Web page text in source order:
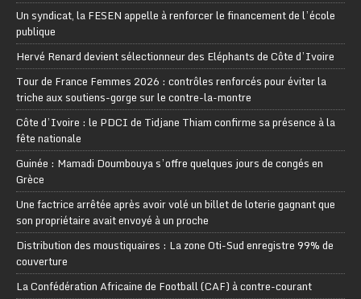
Un syndicat, la FESEN appelle à renforcer le financement de l’école
publique
Hervé Renard devient sélectionneur des Eléphants de Côte d’Ivoire
Tour de France Femmes 2026 : contrôles renforcés pour éviter la
triche aux soutiens-gorge sur le contre-la-montre
Côte d’Ivoire : le PDCI de Tidjane Thiam confirme sa présence à la
fête nationale
Guinée : Mamadi Doumbouya s’offre quelques jours de congés en
Grèce
Une factrice arrêtée après avoir volé un billet de loterie gagnant que
son propriétaire avait envoyé à un proche
Distribution des moustiquaires : La zone Oti-Sud enregistre 99% de
couverture
La Confédération Africaine de Football (CAF) à contre-courant